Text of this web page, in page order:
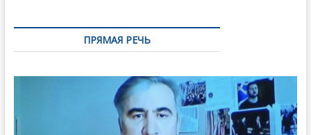
ПРЯМАЯ РЕЧЬ